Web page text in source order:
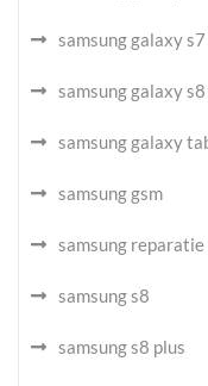
samsung galaxy s7
samsung galaxy s8
samsung galaxy
samsung gsm
samsung reparatie
samsung s8
samsung s8 plus